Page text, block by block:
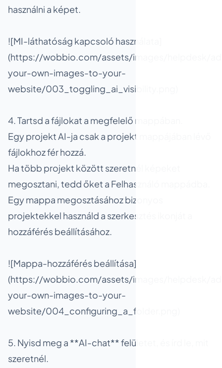
használni a képet.
![MI-láthatóság kapcsoló használata]
(https://wobbio.com/assets/images/helpdesk/
your-own-images-to-your-
website/003_toggling_ai_visibility.png)
4. Tartsd a fájlokat a megfelelő mappában.
Egy projekt AI-ja csak a projekt mappájában lévő
fájlokhoz fér hozzá.
Ha több projekt között szeretnél képeket
megosztani, tedd őket a Felhasználó mappádba.
Egy mappa megosztásához bizonyos
projektekkel használd a szerkesztés ikonját a
hozzáférés beállításához.
![Mappa-hozzáférés beállítása]
(https://wobbio.com/assets/images/helpdesk/
your-own-images-to-your-
website/004_configuring_a_folder.png)
5. Nyisd meg a **AI-chat** felületet, és írd le, mit
szeretnél.